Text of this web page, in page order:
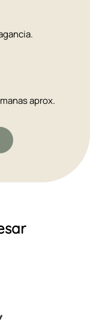
aprox.